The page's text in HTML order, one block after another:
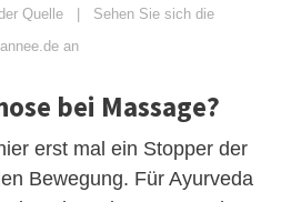
Quelle | Sehen Sie sich die
an
bei Massage?
erst mal ein Stopper der
Bewegung. Für Ayurveda